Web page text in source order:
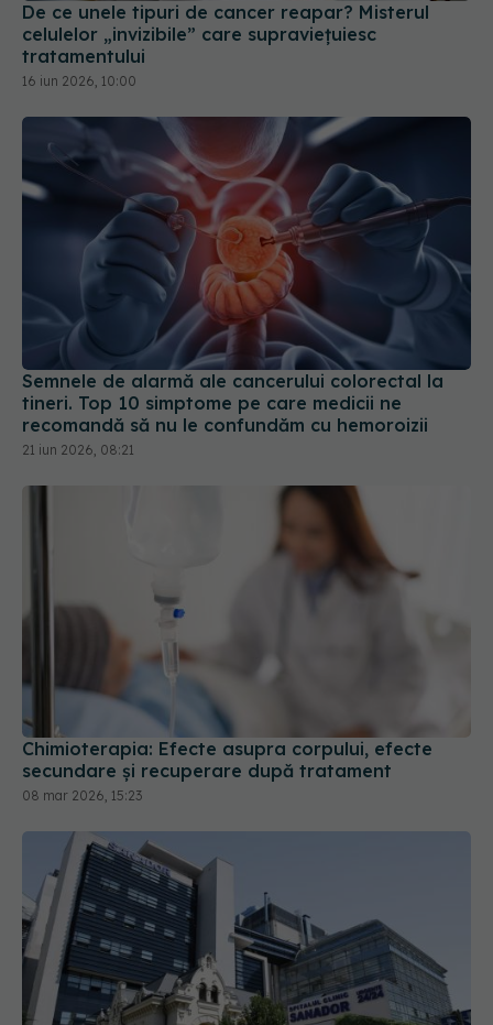
De ce unele tipuri de cancer reapar? Misterul
celulelor „invizibile” care supraviețuiesc
tratamentului
16 iun 2026, 10:00
Semnele de alarmă ale cancerului colorectal la
tineri. Top 10 simptome pe care medicii ne
recomandă să nu le confundăm cu hemoroizii
21 iun 2026, 08:21
Chimioterapia: Efecte asupra corpului, efecte
secundare și recuperare după tratament
08 mar 2026, 15:23